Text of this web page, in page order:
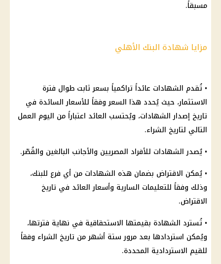
مسبقاً.
مزايا شهادة البنك الأهلي
• تُقدم الشهادات عائداً تراكمياً بسعر ثابت طوال فترة
الاستثمار، حيث يُحدد هذا السعر وفقاً للأسعار السائدة في
تاريخ إصدار الشهادات، ويُحتسب العائد اعتباراً من اليوم العمل
التالي لتاريخ الشراء.
• يُصدر الشهادات للأفراد المصريين والأجانب البالغين والقُصّر.
• يُمكن الاقتراض بضمان هذه الشهادات من أي فرع للبنك،
وذلك وفقاً للتعليمات السارية وأسعار العائد في تاريخ
الاقتراض.
• تُسترد الشهادة بقيمتها الاستحقاقية في نهاية فترتها،
ويُمكن استردادها بعد مرور ستة أشهر من تاريخ الشراء وفقاً
للقيم الاستردادية المحددة.